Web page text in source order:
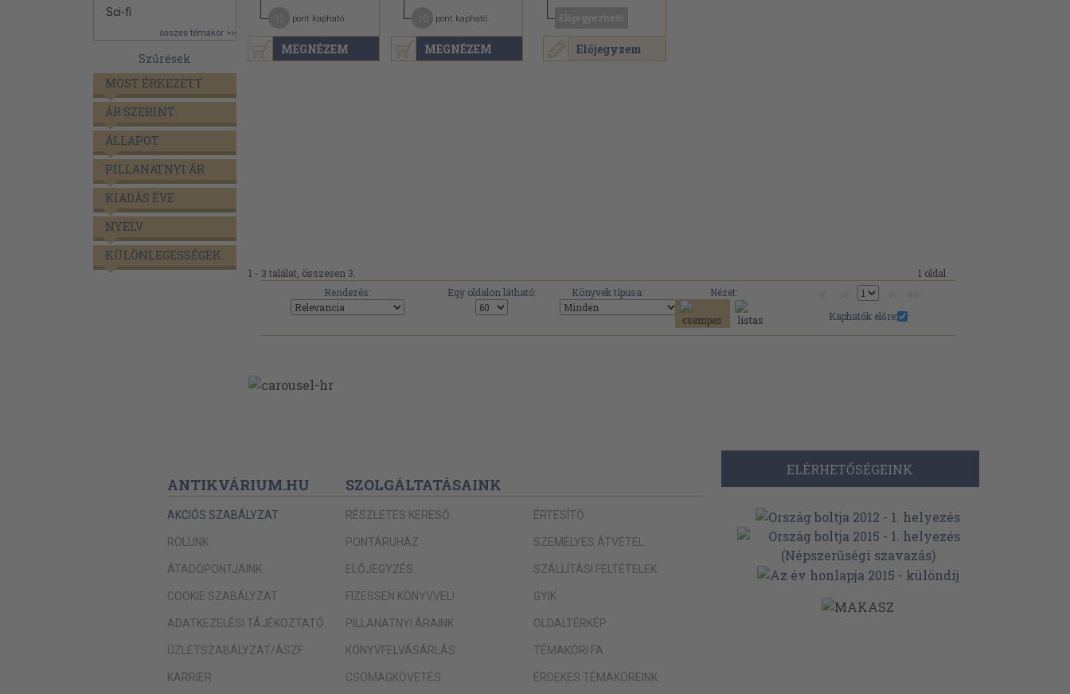
Sci-fi
összes témakör >>
Szűrések
MOST ÉRKEZETT
ÁR SZERINT
ÁLLAPOT
PILLANATNYI ÁR
KIADÁS ÉVE
NYELV
KÜLÖNLEGESSÉGEK
MEGNÉZEM
pont kapható
MEGNÉZEM
pont kapható
Előjegyzem
1 - 3 találat, összesen 3.
1 oldal
Rendezés:
Egy oldalon látható: Könyvek típusa:
Nézet:
Kaphatók előre:
ANTIKVÁRIUM.HU
AKCIÓS SZABÁLYZAT
RÓLUNK
ÁTADÓPONTJAINK
COOKIE SZABÁLYZAT
ADATKEZELÉSI TÁJÉKOZTATÓ
ÜZLETSZABÁLYZAT/ÁSZF
KARRIER
SZOLGÁLTATÁSAINK
RÉSZLETES KERESŐ
PONTÁRUHÁZ
ELŐJEGYZÉS
FIZESSEN KÖNYVVEL!
PILLANATNYI ÁRAINK
KÖNYVFELVÁSÁRLÁS
CSOMAGKÖVETÉS
ÉRTESÍTŐ
SZEMÉLYES ÁTVÉTEL
SZÁLLÍTÁSI FELTÉTELEK
GYIK
OLDALTÉRKÉP
TÉMAKÖRI FA
ÉRDEKES TÉMAKÖREINK
ELÉRHETŐSÉGEINK